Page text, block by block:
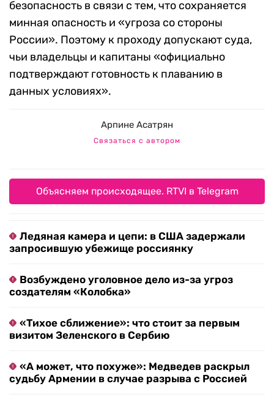
безопасность в связи с тем, что сохраняется
минная опасность и «угроза со стороны
России». Поэтому к проходу допускают суда,
чьи владельцы и капитаны «официально
подтверждают готовность к плаванию в
данных условиях».
Арпине Асатрян
Связаться с автором
Объясняем происходящее. RTVI в Telegram
Ледяная камера и цепи: в США задержали
запросившую убежище россиянку
Возбуждено уголовное дело из-за угроз
создателям «Колобка»
«Тихое сближение»: что стоит за первым
визитом Зеленского в Сербию
«А может, что похуже»: Медведев раскрыл
судьбу Армении в случае разрыва с Россией